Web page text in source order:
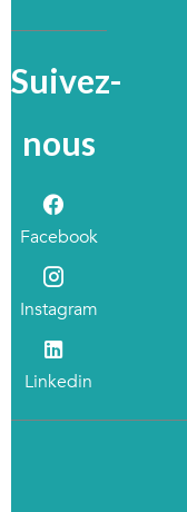
Suivez-
nous
Facebook
Instagram
Linkedin